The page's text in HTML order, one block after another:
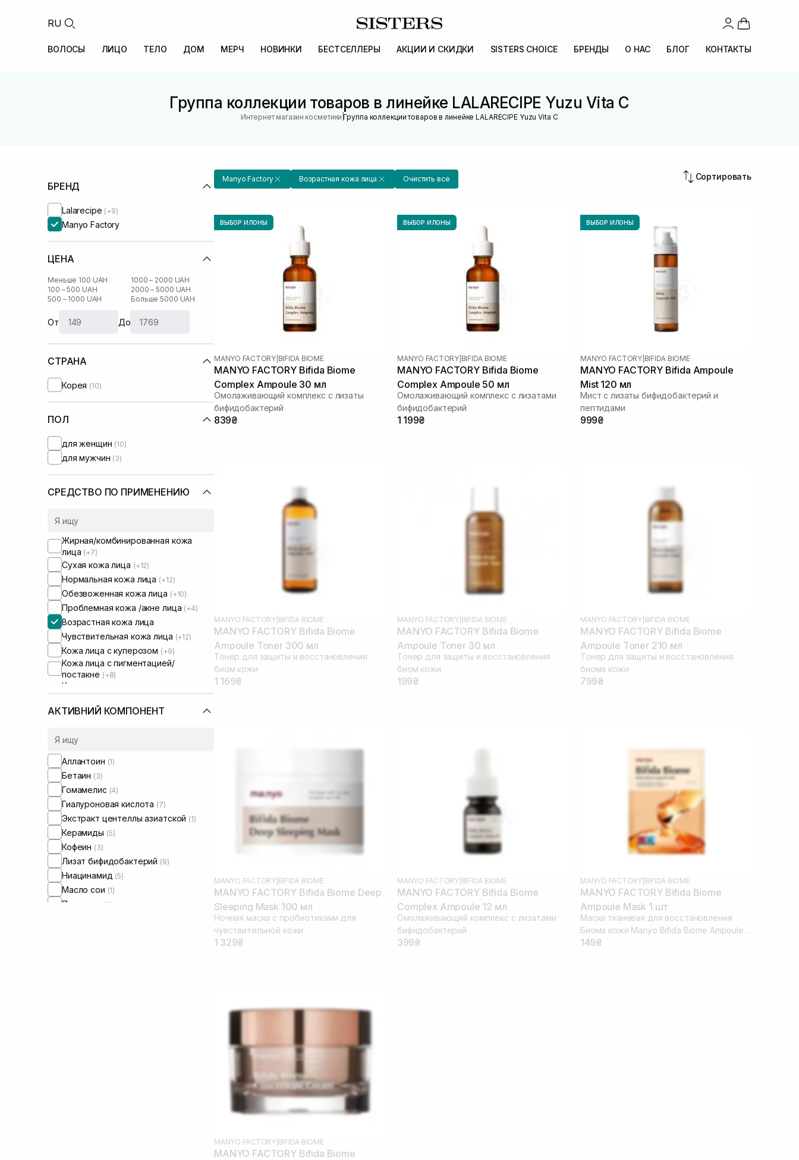
RU
ВОЛОСЫ ЛИЦО ТЕЛО ДОМ МЕРЧ НОВИНКИ БЕСТСЕЛЛЕРЫ АКЦИИ И СКИДКИ SISTERS CHOICE БРЕНДЫ О НАС БЛОГ КОНТАКТЫ
Группа коллекции товаров в линейке LALARECIPE Yuzu Vita C
Интернет магазин косметики |Группа коллекции товаров в линейке LALARECIPE Yuzu Vita C
БРЕНД
Lalarecipe (+9)
Manyo Factory
ЦЕНА
Меньше 100 UAH
100 – 500 UAH
500 – 1000 UAH
1000 – 2000 UAH
2000 – 5000 UAH
Больше 5000 UAH
От До
СТРАНА
Корея (10)
ПОЛ
для женщин (10)
для мужчин (3)
СРЕДСТВО ПО ПРИМЕНЕНИЮ
Жирная/комбинированная кожа
лица (+7)
Сухая кожа лица (+12)
Нормальная кожа лица (+12)
Обезвоженная кожа лица (+10)
Проблемная кожа /акне лица (+4)
Возрастная кожа лица
Чувствительная кожа лица (+12)
Кожа лица с куперозом (+9)
Кожа лица с пигментацией/
постакне (+8)
Кожа лица с расширенными порами
Кожа лица с нарушенным
микробиомом
АКТИВНИЙ КОМПОНЕНТ
Аллантоин (1)
Бетаин (3)
Гомамелис (4)
Гиалуроновая кислота (7)
Экстракт центеллы азиатской (1)
Керамиды (5)
Кофеин (3)
Лизат бифидобактерий (9)
Ниацинамид (5)
Масло сои (1)
Пантенол (3)
Manyo Factory Возрастная кожа лица Очистить все Сортировать
ВЫБОР ИЛОНЫ
MANYO FACTORY| BIFIDA BIOME
MANYO FACTORY Bifida Biome
Complex Ampoule 30 мл
Омолаживающий комплекс с лизаты
бифидобактерий
839₴
ВЫБОР ИЛОНЫ
MANYO FACTORY| BIFIDA BIOME
MANYO FACTORY Bifida Biome
Complex Ampoule 50 мл
Омолаживающий комплекс с лизатами
бифидобактерий
1 199₴
ВЫБОР ИЛОНЫ
MANYO FACTORY| BIFIDA BIOME
MANYO FACTORY Bifida Ampoule
Mist 120 мл
Мист с лизаты бифидобактерий и
пептидами
999₴
MANYO FACTORY| BIFIDA BIOME
MANYO FACTORY Bifida Biome
Ampoule Toner 300 мл
Тонер для защиты и восстановления
биом кожи
1 169₴
MANYO FACTORY| BIFIDA BIOME
MANYO FACTORY Bifida Biome
Ampoule Toner 30 мл
Тонер для защиты и восстановления
биом кожи
199₴
MANYO FACTORY| BIFIDA BIOME
MANYO FACTORY Bifida Biome
Ampoule Toner 210 мл
Тонер для защиты и восстановления
биома кожи
799₴
MANYO FACTORY| BIFIDA BIOME
MANYO FACTORY Bifida Biome Deep
Sleeping Mask 100 мл
Ночная маска с пробиотиками для
чувствительной кожи
1 329₴
MANYO FACTORY| BIFIDA BIOME
MANYO FACTORY Bifida Biome
Complex Ampoule 12 мл
Омолаживающий комплекс с лизатами
бифидобактерий
399₴
MANYO FACTORY| BIFIDA BIOME
MANYO FACTORY Bifida Biome
Ampoule Mask 1 шт
Маска тканевая для восстановления
Биома кожи Manyo Bifida Biome Ampoule
Mask
149₴
MANYO FACTORY| BIFIDA BIOME
MANYO FACTORY Bifida Biome